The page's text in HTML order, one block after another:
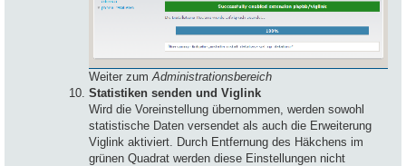
Weiter zumAdministrationsbereich
Statistiken senden und Viglink
Wird die Voreinstellung übernommen, werden sowohl
statistische Daten versendet als auch die Erweiterung
Viglink aktiviert. Durch Entfernung des Häkchens im
grünen Quadrat werden diese Einstellungen nicht